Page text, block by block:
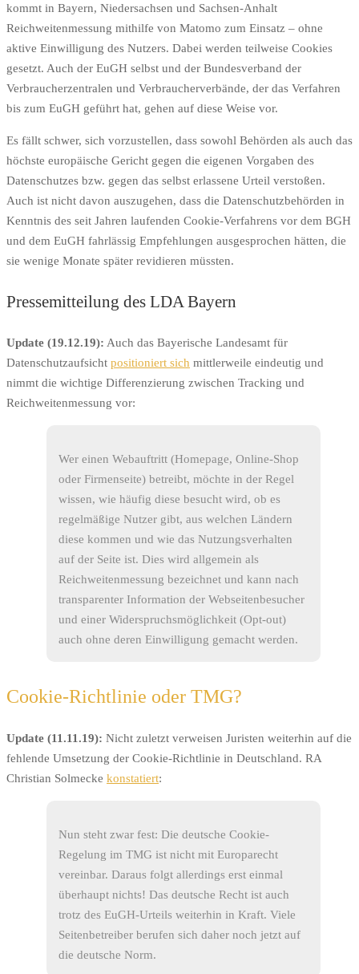
kommt in Bayern, Niedersachsen und Sachsen-Anhalt
Reichweitenmessung mithilfe von Matomo zum Einsatz – ohne
aktive Einwilligung des Nutzers. Dabei werden teilweise Cookies
gesetzt. Auch der EuGH selbst und der Bundesverband der
Verbraucherzentralen und Verbraucherverbände, der das Verfahren
bis zum EuGH geführt hat, gehen auf diese Weise vor.
Es fällt schwer, sich vorzustellen, dass sowohl Behörden als auch das
höchste europäische Gericht gegen die eigenen Vorgaben des
Datenschutzes bzw. gegen das selbst erlassene Urteil verstoßen.
Auch ist nicht davon auszugehen, dass die Datenschutzbehörden in
Kenntnis des seit Jahren laufenden Cookie-Verfahrens vor dem BGH
und dem EuGH fahrlässig Empfehlungen ausgesprochen hätten, die
sie wenige Monate später revidieren müssten.
Pressemitteilung des LDA Bayern
Update (19.12.19): Auch das Bayerische Landesamt für
Datenschutzaufsicht positioniert sich mittlerweile eindeutig und
nimmt die wichtige Differenzierung zwischen Tracking und
Reichweitenmessung vor:
Wer einen Webauftritt (Homepage, Online-Shop
oder Firmenseite) betreibt, möchte in der Regel
wissen, wie häufig diese besucht wird, ob es
regelmäßige Nutzer gibt, aus welchen Ländern
diese kommen und wie das Nutzungsverhalten
auf der Seite ist. Dies wird allgemein als
Reichweitenmessung bezeichnet und kann nach
transparenter Information der Webseitenbesucher
und einer Widerspruchsmöglichkeit (Opt-out)
auch ohne deren Einwilligung gemacht werden.
Cookie-Richtlinie oder TMG?
Update (11.11.19): Nicht zuletzt verweisen Juristen weiterhin auf die
fehlende Umsetzung der Cookie-Richtlinie in Deutschland. RA
Christian Solmecke konstatiert:
Nun steht zwar fest: Die deutsche Cookie-
Regelung im TMG ist nicht mit Europarecht
vereinbar. Daraus folgt allerdings erst einmal
überhaupt nichts! Das deutsche Recht ist auch
trotz des EuGH-Urteils weiterhin in Kraft. Viele
Seitenbetreiber berufen sich daher noch jetzt auf
die deutsche Norm.